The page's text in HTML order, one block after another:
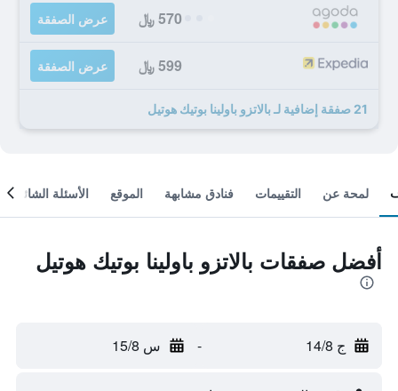
570 ﷼ عرض الصفقة
599 ﷼ عرض الصفقة
21 صفقة إضافية لـ بالاتزو باولينا بوتيك هوتيل
لمحة عن التقييمات فنادق مشابهة الموقع الأسئلة الشائعة
أفضل صفقات بالاتزو باولينا بوتيك هوتيل
ج 14/8 - س 15/8